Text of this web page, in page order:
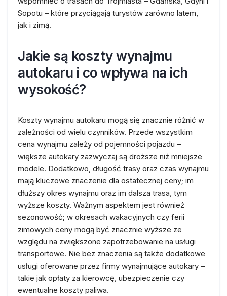
Sopotu – które przyciągają turystów zarówno latem,
jak i zimą.
Jakie są koszty wynajmu
autokaru i co wpływa na ich
wysokość?
Koszty wynajmu autokaru mogą się znacznie różnić w
zależności od wielu czynników. Przede wszystkim
cena wynajmu zależy od pojemności pojazdu –
większe autokary zazwyczaj są droższe niż mniejsze
modele. Dodatkowo, długość trasy oraz czas wynajmu
mają kluczowe znaczenie dla ostatecznej ceny; im
dłuższy okres wynajmu oraz im dalsza trasa, tym
wyższe koszty. Ważnym aspektem jest również
sezonowość; w okresach wakacyjnych czy ferii
zimowych ceny mogą być znacznie wyższe ze
względu na zwiększone zapotrzebowanie na usługi
transportowe. Nie bez znaczenia są także dodatkowe
usługi oferowane przez firmy wynajmujące autokary –
takie jak opłaty za kierowcę, ubezpieczenie czy
ewentualne koszty paliwa.